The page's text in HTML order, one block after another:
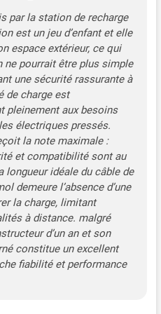
mur propre et organisé.
borne de recharge
electrique offre une
fiable : sécurité
connectivité
et installation
Soutenue par un
produit de 2 ans et
assistance réactive
12 h, elle inspire une
durable. 【Statut
de jour comme de
】Restez informé d’un
coup d’œil grâce à un
conçu pour un usage
Cette borne de
vehicule electrique
offre un affichage
par la station de recharge
est un jeu d’enfant et elle
espace extérieur, ce qui
ne pourrait être plus simple
une sécurité rassurante à
de charge est
pleinement aux besoins
électriques pressés.
la note maximale :
et compatibilité sont au
longueur idéale du câble de
demeure l’absence d’une
la charge, limitant
à distance. malgré
d’un an et son
constitue un excellent
fiabilité et performance